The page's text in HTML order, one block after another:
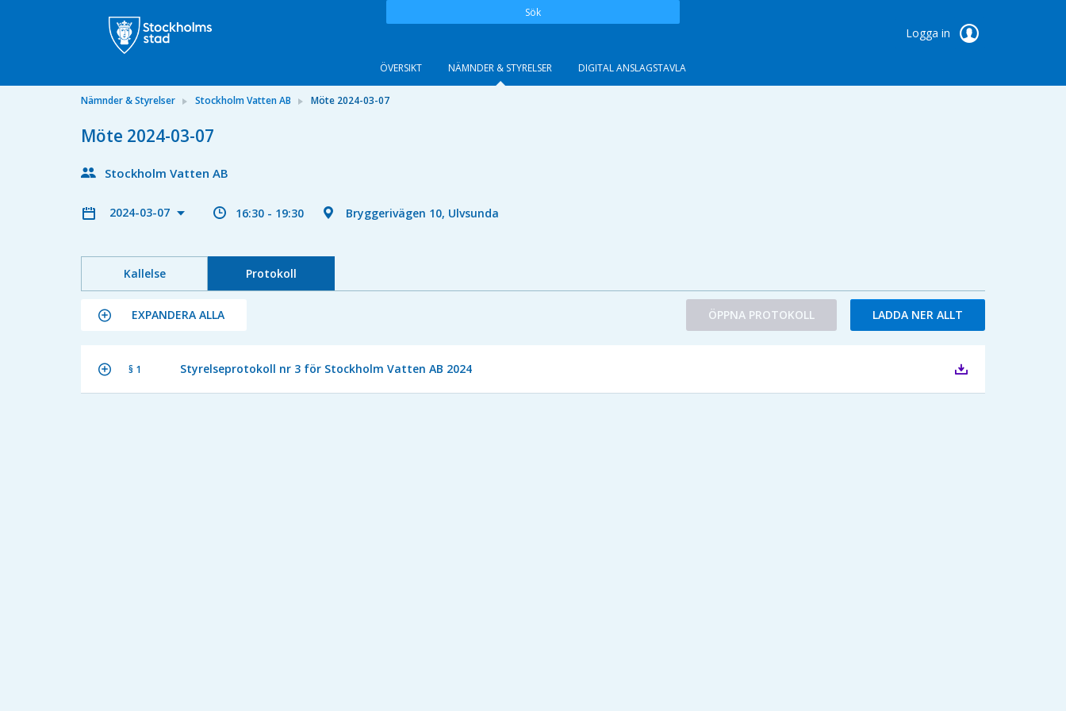
Sök
Logga in
ÖVERSIKT NÄMNDER & STYRELSER DIGITAL ANSLAGSTAVLA
Nämnder & Styrelser Stockholm Vatten AB Möte 2024-03-07
Möte 2024-03-07
Stockholm Vatten AB
2024-03-07 16:30 - 19:30 Bryggerivägen 10, Ulvsunda
Kallelse Protokoll
EXPANDERA ALLA ÖPPNA PROTOKOLL LADDA NER ALLT
§ 1 Styrelseprotokoll nr 3 för Stockholm Vatten AB 2024